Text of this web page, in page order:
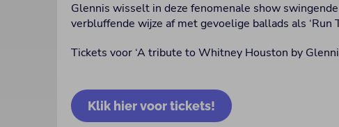
Glennis wisselt in deze fenomenale show swingende
verbluffende wijze af met gevoelige ballads als
Tickets voor ‘A tribute to Whitney Houston by
Klik hier voor tickets!